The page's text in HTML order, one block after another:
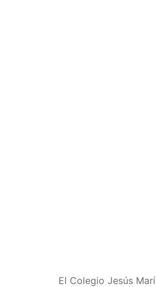
El Colegio Jesús